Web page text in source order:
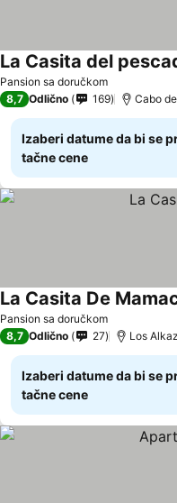
Pansion sa doručkom
La Casita del
8,7 Odlično 169 Cabo
Izaberi datume da bi se
tačne cene
Pansion sa doručkom
La Casita De
8,7 Odlično 27 Los
Izaberi datume da bi se
tačne cene